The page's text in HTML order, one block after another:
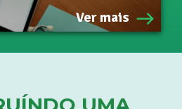
mais Ver mais